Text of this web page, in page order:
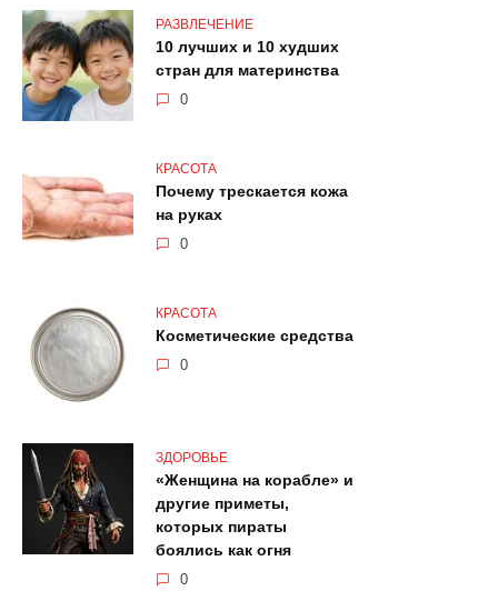
РАЗВЛЕЧЕНИЕ
10 лучших и 10 худших
стран для материнства
0
КРАСОТА
Почему трескается кожа
на руках
0
КРАСОТА
Косметические средства
0
ЗДОРОВЬЕ
«Женщина на корабле» и
другие приметы,
которых пираты
боялись как огня
0